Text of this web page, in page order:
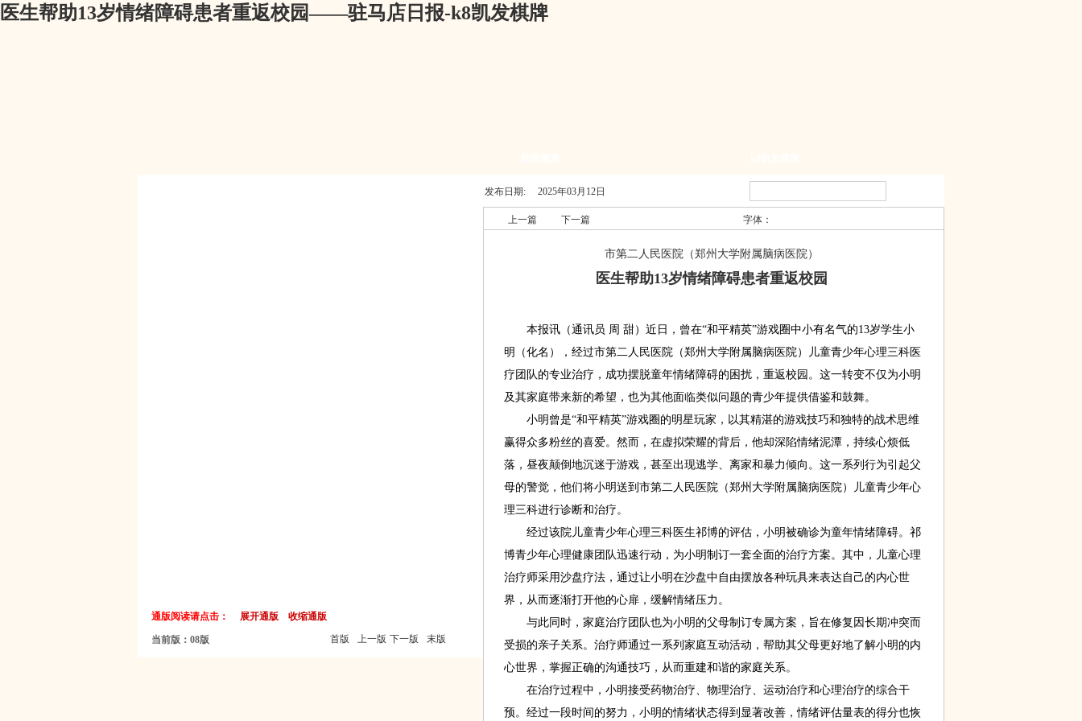
医生帮助13岁情绪障碍患者重返校园——驻马店日报-k8凯发棋牌
通版阅读请点击： 展开通版 收缩通版
当前版：08版 首版 上一版 下一版 末版
发布日期: 2025年03月12日
上一篇 下一篇 字体：
市第二人民医院（郑州大学附属脑病医院）
医生帮助13岁情绪障碍患者重返校园
本报讯（通讯员 周 甜）近日，曾在“和平精英”游戏圈中小有名气的13岁学生小
明（化名），经过市第二人民医院（郑州大学附属脑病医院）儿童青少年心理三科医
疗团队的专业治疗，成功摆脱童年情绪障碍的困扰，重返校园。这一转变不仅为小明
及其家庭带来新的希望，也为其他面临类似问题的青少年提供借鉴和鼓舞。
小明曾是“和平精英”游戏圈的明星玩家，以其精湛的游戏技巧和独特的战术思维
赢得众多粉丝的喜爱。然而，在虚拟荣耀的背后，他却深陷情绪泥潭，持续心烦低
落，昼夜颠倒地沉迷于游戏，甚至出现逃学、离家和暴力倾向。这一系列行为引起父
母的警觉，他们将小明送到市第二人民医院（郑州大学附属脑病医院）儿童青少年心
理三科进行诊断和治疗。
经过该院儿童青少年心理三科医生祁博的评估，小明被确诊为童年情绪障碍。祁
博青少年心理健康团队迅速行动，为小明制订一套全面的治疗方案。其中，儿童心理
治疗师采用沙盘疗法，通过让小明在沙盘中自由摆放各种玩具来表达自己的内心世
界，从而逐渐打开他的心扉，缓解情绪压力。
与此同时，家庭治疗团队也为小明的父母制订专属方案，旨在修复因长期冲突而
受损的亲子关系。治疗师通过一系列家庭互动活动，帮助其父母更好地了解小明的内
心世界，掌握正确的沟通技巧，从而重建和谐的家庭关系。
在治疗过程中，小明接受药物治疗、物理治疗、运动治疗和心理治疗的综合干
预。经过一段时间的努力，小明的情绪状态得到显著改善，情绪评估量表的得分也恢